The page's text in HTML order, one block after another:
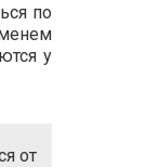
по
у
от